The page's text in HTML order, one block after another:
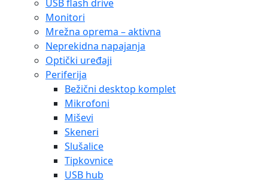
USB flash drive
Monitori
Mrežna oprema – aktivna
Neprekidna napajanja
Optički uređaji
Periferija
Bežični desktop komplet
Mikrofoni
Miševi
Skeneri
Slušalice
Tipkovnice
USB hub